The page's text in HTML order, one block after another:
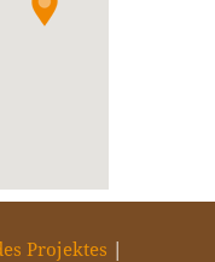
Projektes